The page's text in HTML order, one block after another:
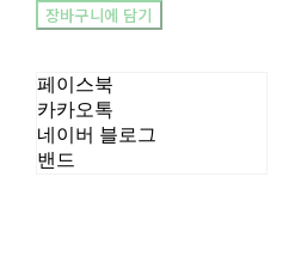
장바구니에 담기
페이스북
카카오톡
네이버 블로그
밴드